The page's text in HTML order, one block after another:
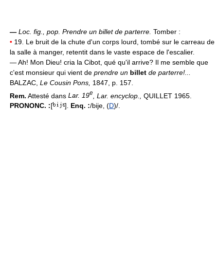
— Loc. fig., pop. Prendre un billet de parterre. Tomber :
• 19. Le bruit de la chute d'un corps lourd, tombé sur le carreau de
la salle à manger, retentit dans le vaste espace de l'escalier.
— Ah! Mon Dieu! cria la Cibot, qué qu'il arrive? Il me semble que
c'est monsieur qui vient de prendre un billet de parterre!...
BALZAC, Le Cousin Pons, 1847, p. 157.
Rem. Attesté dans Lar. 19e , Lar. encyclop.,
QUILLET 1965.
PRONONC. :[ ]. Enq. :/bije, (D)/.